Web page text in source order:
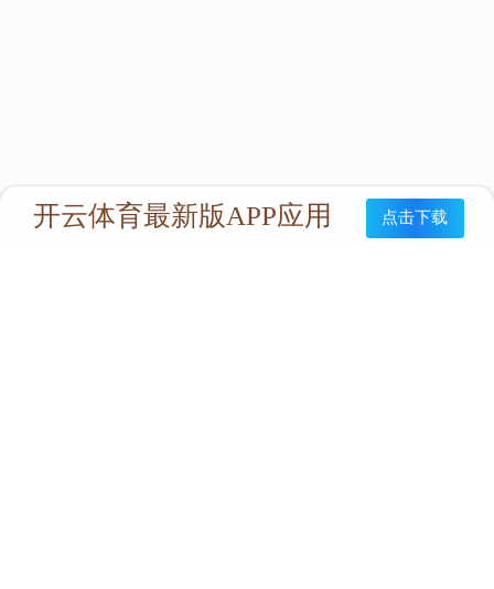
立即咨询： 联系我们